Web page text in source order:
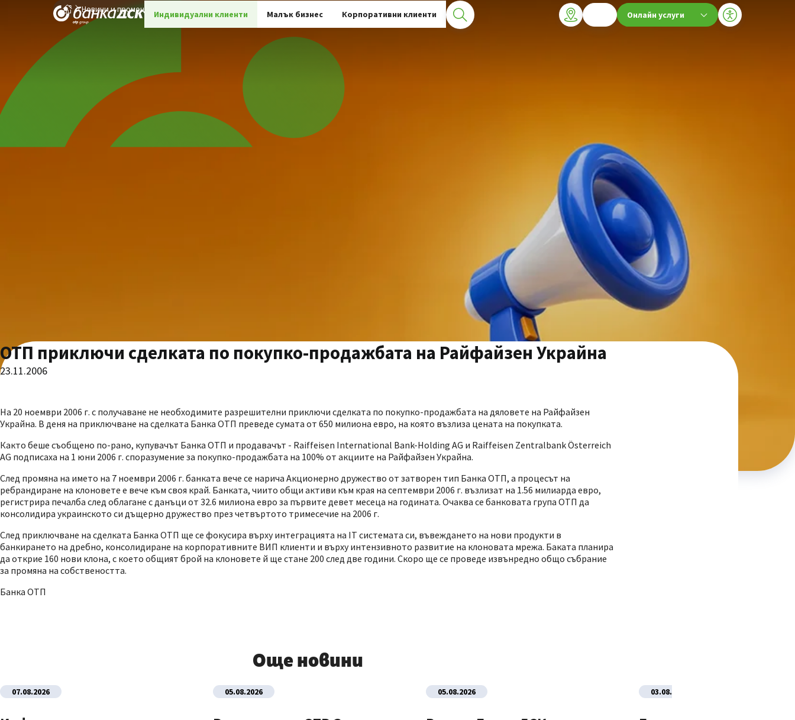
Индивидуални клиенти Малък бизнес Корпоративни клиенти Онлайн услуги
Новини и промоции
ОТП приключи сделката по покупко-продажбата на Райфайзен Украйна
23.11.2006
На 20 ноември 2006 г. с получаване не необходимите разрешителни приключи сделката по покупко-продажбата на дяловете на Райфайзен
Украйна. В деня на приключване на сделката Банка ОТП преведе сумата от 650 милиона евро, на която възлиза цената на покупката.
Както беше съобщено по-рано, купувачът Банка ОТП и продавачът - Raiffeisen International Bank-Holding AG и Raiffeisen Zentralbank Österreich
AG подписаха на 1 юни 2006 г. споразумение за покупко-продажбата на 100% от акциите на Райфайзен Украйна.
След промяна на името на 7 ноември 2006 г. банката вече се нарича Акционерно дружество от затворен тип Банка ОТП, а процесът на
ребрандиране на клоновете е вече към своя край. Банката, чиито общи активи към края на септември 2006 г. възлизат на 1.56 милиарда евро,
регистрира печалба след облагане с данъци от 32.6 милиона евро за първите девет месеца на годината. Очаква се банковата група ОТП да
консолидира украинското си дъщерно дружество през четвъртото тримесечие на 2006 г.
След приключване на сделката Банка ОТП ще се фокусира върху интеграцията на IT системата си, въвеждането на нови продукти в
банкирането на дребно, консолидиране на корпоративните ВИП клиенти и върху интензивното развитие на клоновата мрежа. Баката планира
да открие 160 нови клона, с което общият брой на клоновете й ще стане 200 след две години. Скоро ще се проведе извънредно общо събрание
за промяна на собствеността.
Банка ОТП
Още новини
07.08.2026 05.08.2026 05.08.2026 03.08.2026